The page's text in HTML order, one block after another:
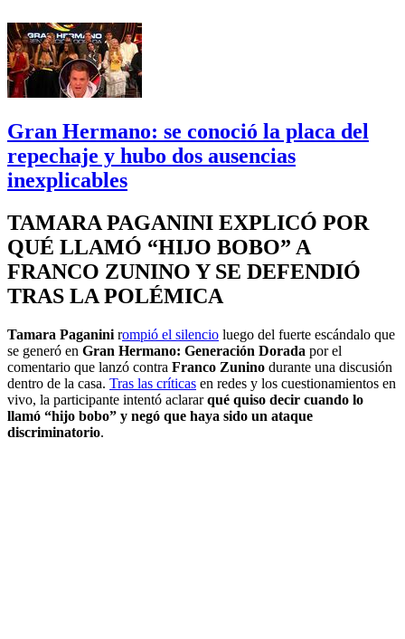
Gran Hermano: se conoció la placa del
repechaje y hubo dos ausencias
inexplicables
TAMARA PAGANINI EXPLICÓ POR
QUÉ LLAMÓ “HIJO BOBO” A
FRANCO ZUNINO Y SE DEFENDIÓ
TRAS LA POLÉMICA
Tamara Paganini rompió el silencio luego del fuerte escándalo que
se generó en Gran Hermano: Generación Dorada por el
comentario que lanzó contra Franco Zunino durante una discusión
dentro de la casa. Tras las críticas en redes y los cuestionamientos en
vivo, la participante intentó aclararqué quiso decir cuando lo
llamó “hijo bobo” y negó que haya sido un ataque
discriminatorio.